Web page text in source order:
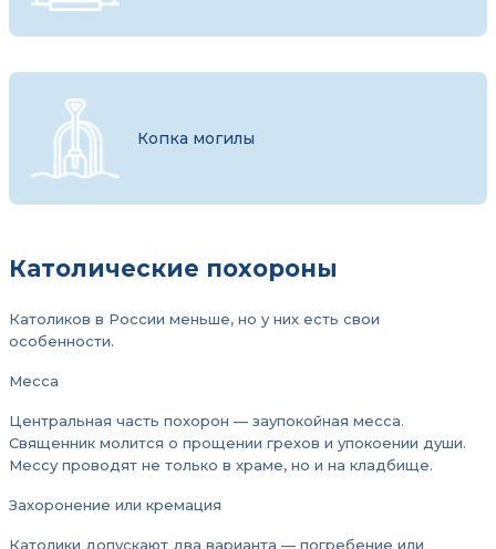
Копка могилы
Католические похороны
Католиков в России меньше, но у них есть свои
особенности.
Месса
Центральная часть похорон — заупокойная месса.
Священник молится о прощении грехов и упокоении души.
Мессу проводят не только в храме, но и на кладбище.
Захоронение или кремация
Католики допускают два варианта — погребение или